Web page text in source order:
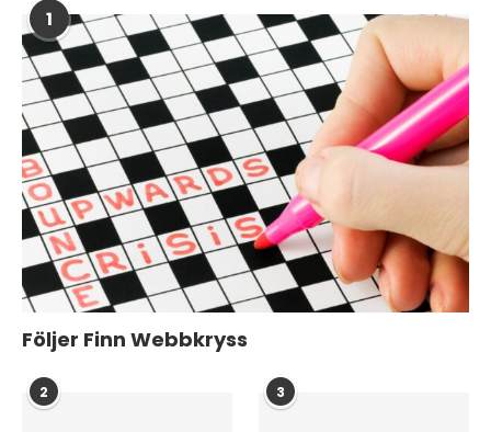
1
Följer Finn Webbkryss
2 3